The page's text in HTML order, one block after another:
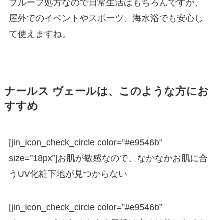
プルーフ処方なので日常生活はもちろんですが、
屋外でのイベントやスポーツ、海水浴でも安心し
て使えますね。
ナールス ヴェールは、このような方にお
すすめ
[jin_icon_check_circle color=”#e9546b”
size=”18px”]お肌が敏感なので、なかなかお肌に合
うUV化粧下地が見つからない
[jin_icon_check_circle color=”#e9546b”